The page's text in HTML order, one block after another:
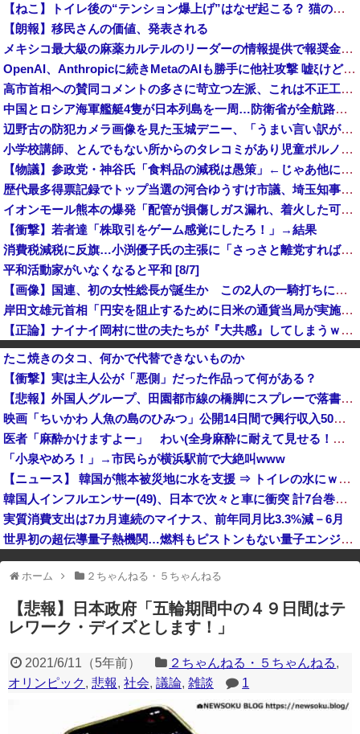
【ねこ】トイレ後の“テンション爆上げ”はなぜ起こる？ 猫のトイレハイ体験談＆獣医師解説
【朗報】移民さんの価値、発表される
メキシコ最大級の麻薬カルテルのリーダーの情報提供で報奨金約39億円！
OpenAI、Anthropicに続きMetaのAIも勝手に他社攻撃 嘘ξけど何これ流行ってんの？
高市首相への賛同コメントの多さに苛立つ左派、これは不正工作に違いない！と確信してしまった結果……
中国とロシア海軍艦艇4隻が日本列島を一周…防衛省が全航路を公開！
辺野古の防犯カメラ画像を見た玉城デニー、「うまい言い訳が思いつかなかったからそれかよ」と有権者を呆れさせるコメントを……
小学校講師、とんでもない所からのタレコミがあり児童ポルノ禁止法違反で逮捕
【物議】参政党・神谷氏「食料品の減税は愚策」←じゃあ他にどんな経済対策があるんだよ？
歴代最多得票記録でトップ当選の河合ゆうすけ市議、埼玉知事選（来年８月）に立候補表明！「埼玉県の外国人問題を解決するには、知事選で保守の政治家が立...
イオンモール熊本の爆発「配管が損傷しガス漏れ、着火した可能性」福岡酸素、経産省に報告
【衝撃】若者達「株取引をゲーム感覚にしたろ！」→結果
消費税減税に反旗…小渕優子氏の主張に「さっさと離党すればいいのに」SNSで逆風…父親から続く「消費税の系譜」とは [8/7]
平和活動家がいなくなると平和 [8/7]
【画像】国連、初の女性総長が誕生か この2人の一騎打ちになりそう
岸田文雄元首相「円安を阻止するために日米の通貨当局が実施した為替介入は一時しのぎに過ぎない」
【正論】ナイナイ岡村に世の夫たちが『大共感』してしまうｗｗｗｗｗｗｗｗ
企業の採用試験でタイムキーパーを志願した人が盛大にミス、グループは険悪になりタイムアップとなったが……
【消費減税】日本の社会保障、岐路に 財源5兆円見通し立たず
たこ焼きのタコ、何かで代替できないものか
【衝撃】実は主人公が「悪側」だった作品って何がある？
【悲報】外国人グループ、田園都市線の橋脚にスプレーで落書きする動画がネットで話題に → ネット「治安悪化の始まり」
映画「ちいかわ 人魚の島のひみつ」公開14日間で興行収入50億円突破 最終興収102.8億円の「シン・エヴァ」に並ぶペース
医者「麻酔かけますよー」 わい(全身麻酔に耐えて見せる！うおおおおおお！！！！)
「小泉やめろ！」→市民らが横浜駅前で大絶叫www
【ニュース】 韓国が熊本被災地に水を支援 ⇒ トイレの水にｗｗｗｗｗｗｗ
韓国人インフルエンサー(49)、日本で次々と車に衝突 計7台巻き込み 八王子
実質消費支出は7カ月連続のマイナス、前年同月比3.3%減－6月
世界初の超伝導量子熱機関…燃料もピストンもない量子エンジンが回った！
※アドブロック等の広告非表示プラグインやアドオンを利用している場合、
一部のコンテンツが表示されなくなったり、サイト全体のレイアウトが崩れ
たりする場合があります。
ホーム ２ちゃんねる・５ちゃんねる
【悲報】日本政府「五輪期間中の４９日間はテ
レワーク・デイズとします！」
2021/6/11 （5年前） ２ちゃんねる・５ちゃんねる,
オリンピック, 悲報, 社会, 議論, 雑談 1